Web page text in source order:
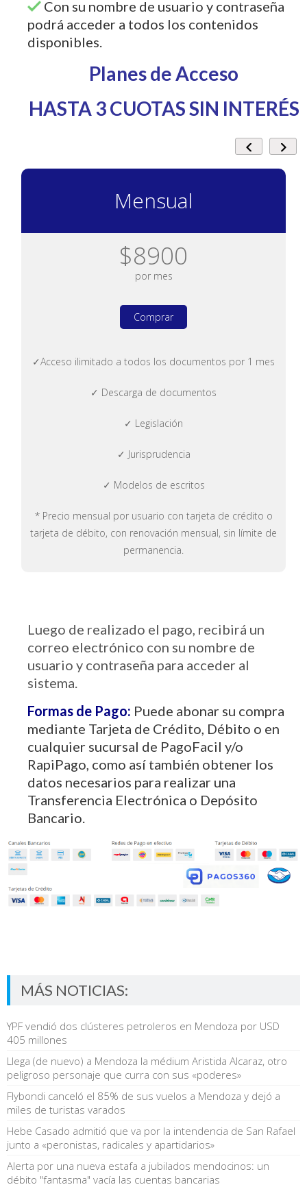
Con su nombre de usuario y contraseña
podrá acceder a todos los contenidos
disponibles.
Planes de Acceso
HASTA 3 CUOTAS SIN INTERÉS
Mensual
$8900
por mes
Comprar
✓Acceso ilimitado a todos los documentos por 1 mes
✓ Descarga de documentos
✓ Legislación
✓ Jurisprudencia
✓ Modelos de escritos
* Precio mensual por usuario con tarjeta de crédito o
tarjeta de débito, con renovación mensual, sin límite de
permanencia.
Luego de realizado el pago, recibirá un
correo electrónico con su nombre de
usuario y contraseña para acceder al
sistema.
Formas de Pago: Puede abonar su compra
mediante Tarjeta de Crédito, Débito o en
cualquier sucursal de PagoFacil y/o
RapiPago, como así también obtener los
datos necesarios para realizar una
Transferencia Electrónica o Depósito
Bancario.
MÁS NOTICIAS:
YPF vendió dos clústeres petroleros en Mendoza por USD
405 millones
Llega (de nuevo) a Mendoza la médium Aristida Alcaraz, otro
peligroso personaje que curra con sus «poderes»
Flybondi canceló el 85% de sus vuelos a Mendoza y dejó a
miles de turistas varados
Hebe Casado admitió que va por la intendencia de San Rafael
junto a «peronistas, radicales y apartidarios»
Alerta por una nueva estafa a jubilados mendocinos: un
débito "fantasma" vacía las cuentas bancarias